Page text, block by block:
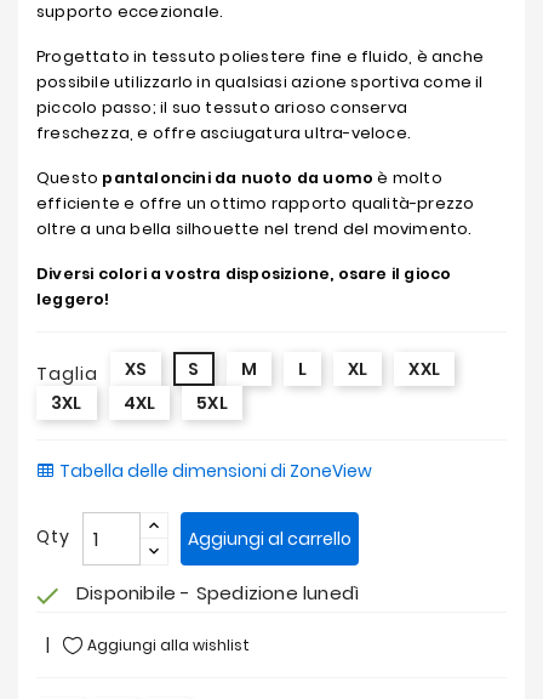
supporto eccezionale.
Progettato in tessuto poliestere fine e fluido, è anche
possibile utilizzarlo in qualsiasi azione sportiva come il
piccolo passo; il suo tessuto arioso conserva
freschezza, e offre asciugatura ultra-veloce.
Questo pantaloncini da nuoto da uomoè molto
efficiente e offre un ottimo rapporto qualità-prezzo
oltre a una bella silhouette nel trend del movimento.
Diversi colori a vostra disposizione, osare il gioco
leggero!
Taglia XS S M L XL
XXL
3XL
4XL 5XL
Tabella delle dimensioni di ZoneView
Qty Aggiungi al carrello
check Disponibile - Spedizione lunedì
Aggiungi alla wishlist